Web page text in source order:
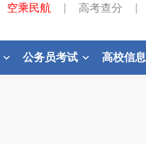
空乘民航 高考查分
公务员考试 高校信息